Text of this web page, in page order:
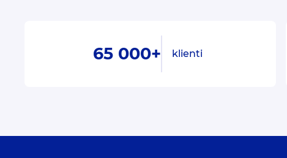
65 000+ klienti